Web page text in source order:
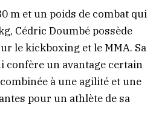
m et un poids de combat qui
Cédric Doumbé possède
le kickboxing et le MMA. Sa
confère un avantage certain
à une agilité et une
pour un athlète de sa